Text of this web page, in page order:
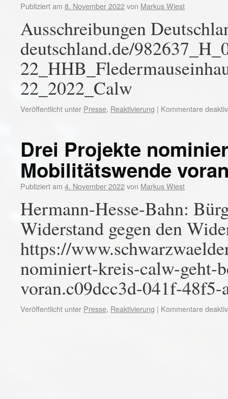
Publiziert am 8. November 2022von Markus Wiest
Ausschreibungen
deutschland.de/
22_2022_Calw
Veröffentlicht unter Presse, Reaktivierung | Kommentare
Drei Projekte
Mobilitätswende
Publiziert am 4. November 2022von Markus Wiest
Hermann-Hesse-Bahn:
Widerstand gegen den
https://
nominiert-kreis-calw-geht-
voran.c09dcc3d-041f-
Veröffentlicht unter Presse, Reaktivierung | Kommentare